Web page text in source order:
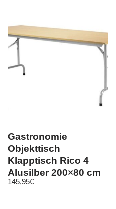
Gastronomie
Objekttisch
Klapptisch Rico 4
Alusilber 200×80 cm
145,95€